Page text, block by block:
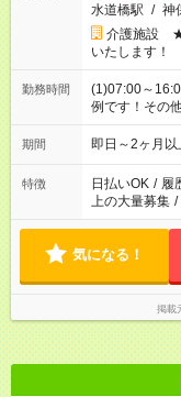
水道橋駅 / 神
介護施設 ★
いたします！
勤務時間
(1)07:00～16:00
例です！その
期間 即日～2ヶ月以
特徴 日払いOK / 履
上の大量募集 /
気になる！
掲載